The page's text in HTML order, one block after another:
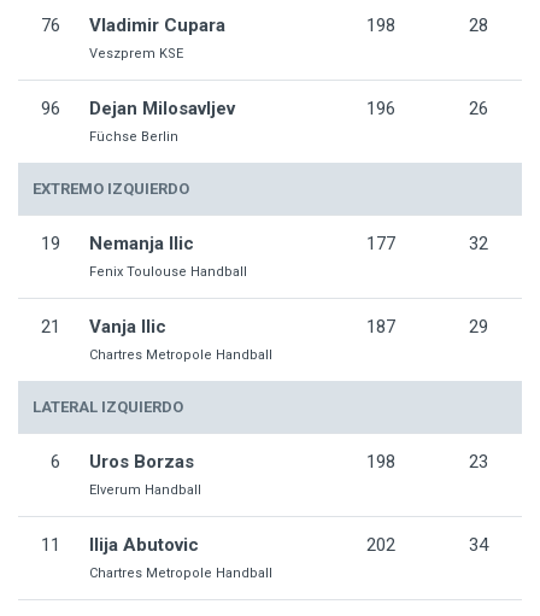
76 Vladimir Cupara
Veszprem KSE
198 28
96 Dejan Milosavljev
Füchse Berlin
196 26
EXTREMO IZQUIERDO
19 Nemanja Ilic
Fenix Toulouse Handball
177 32
21 Vanja Ilic
Chartres Metropole Handball
187 29
LATERAL IZQUIERDO
6 Uros Borzas
Elverum Handball
198 23
11 Ilija Abutovic
Chartres Metropole Handball
202 34